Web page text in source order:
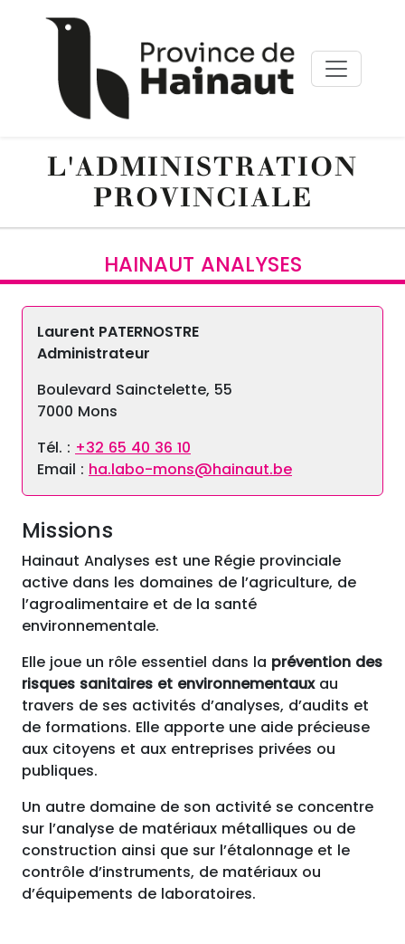
Panneau de gestion des cookies
L'ADMINISTRATION
PROVINCIALE
HAINAUT ANALYSES
Laurent PATERNOSTRE
Administrateur
Boulevard Sainctelette, 55
7000 Mons
Tél. : +32 65 40 36 10
Email : ha.labo-mons@hainaut.be
Missions
Hainaut Analyses est une Régie provinciale
active dans les domaines de l’agriculture, de
l’agroalimentaire et de la santé
environnementale.
Elle joue un rôle essentiel dans la prévention des
risques sanitaires et environnementaux au
travers de ses activités d’analyses, d’audits et
de formations. Elle apporte une aide précieuse
aux citoyens et aux entreprises privées ou
publiques.
Un autre domaine de son activité se concentre
sur l’analyse de matériaux métalliques ou de
construction ainsi que sur l’étalonnage et le
contrôle d’instruments, de matériaux ou
d’équipements de laboratoires.